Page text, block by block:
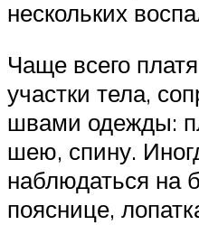
нескольких
Чаще всего
участки тела,
швами одежды:
шею, спину.
наблюдаться на
пояснице,